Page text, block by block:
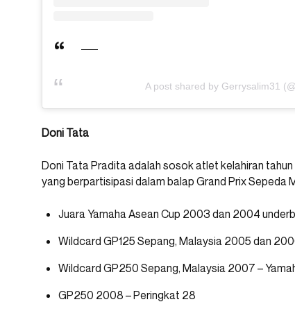
A post shared by Gerrysalim31
Doni Tata
Doni Tata Pradita adalah sosok atlet kelahiran
yang berpartisipasi dalam balap Grand Prix Sepeda
Juara Yamaha Asean Cup 2003 dan 2004
Wildcard GP125 Sepang, Malaysia 2005 dan
Wildcard GP250 Sepang, Malaysia 2007 –
GP250 2008 – Peringkat 28